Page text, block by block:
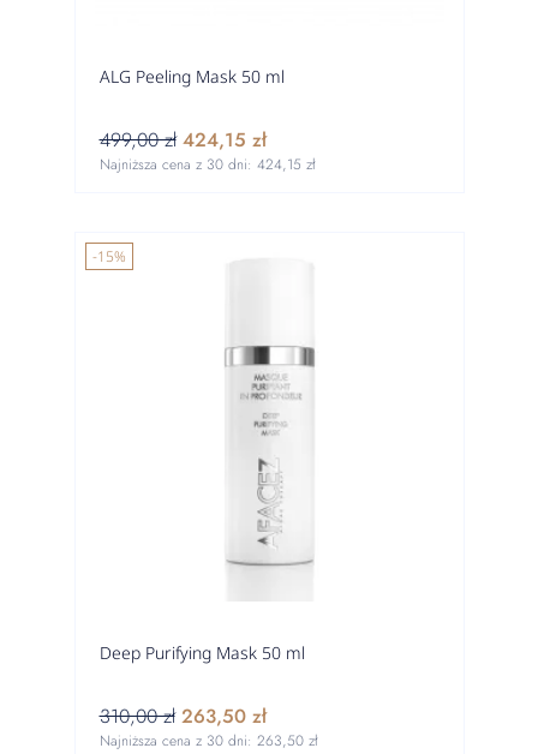
ALG Peeling Mask 50 ml
499,00 zł 424,15 zł
Najniższa cena z 30 dni: 424,15 zł
Deep Purifying Mask 50 ml
310,00 zł 263,50 zł
Najniższa cena z 30 dni: 263,50 zł
-15%